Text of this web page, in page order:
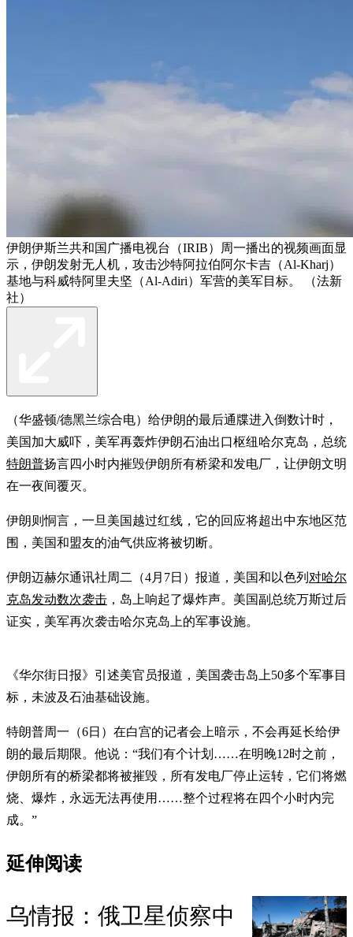
伊朗伊斯兰共和国广播电视台（IRIB）周一播出的视频画面显
示，伊朗发射无人机，攻击沙特阿拉伯阿尔卡吉（Al-Kharj）
基地与科威特阿里夫坚（Al-Adiri）军营的美军目标。 （法新
社）
（华盛顿/德黑兰综合电）给伊朗的最后通牒进入倒数计时，
美国加大威吓，美军再轰炸伊朗石油出口枢纽哈尔克岛，总统
特朗普扬言四小时内摧毁伊朗所有桥梁和发电厂，让伊朗文明
在一夜间覆灭。
伊朗则恫言，一旦美国越过红线，它的回应将超出中东地区范
围，美国和盟友的油气供应将被切断。
伊朗迈赫尔通讯社周二（4月7日）报道，美国和以色列 对哈尔
克岛发动数次袭击 ，岛上响起了爆炸声。美国副总统万斯过后
证实，美军再次袭击哈尔克岛上的军事设施。
《华尔街日报》引述美官员报道，美国袭击岛上50多个军事目
标，未波及石油基础设施。
特朗普周一（6日）在白宫的记者会上暗示，不会再延长给伊
朗的最后期限。他说：“我们有个计划……在明晚12时之前，
伊朗所有的桥梁都将被摧毁，所有发电厂停止运转，它们将燃
烧、爆炸，永远无法再使用……整个过程将在四个小时内完
成。”
延伸阅读
乌情报：俄卫星侦察中